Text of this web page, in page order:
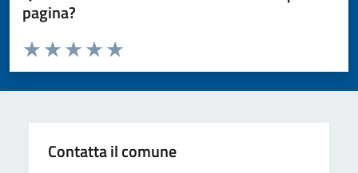
pagina?
Valuta da 1 a 5 stelle la pagina
Valuta 5 stelle su 5
Valuta 4 stelle su 5
Valuta 3 stelle su 5
Valuta 2 stelle su 5
Valuta 1 stelle su 5
Contatta il comune